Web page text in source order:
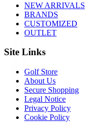
NEW ARRIVALS
BRANDS
CUSTOMIZED
OUTLET
Site Links
Golf Store
About Us
Secure Shopping
Legal Notice
Privacy Policy
Cookie Policy